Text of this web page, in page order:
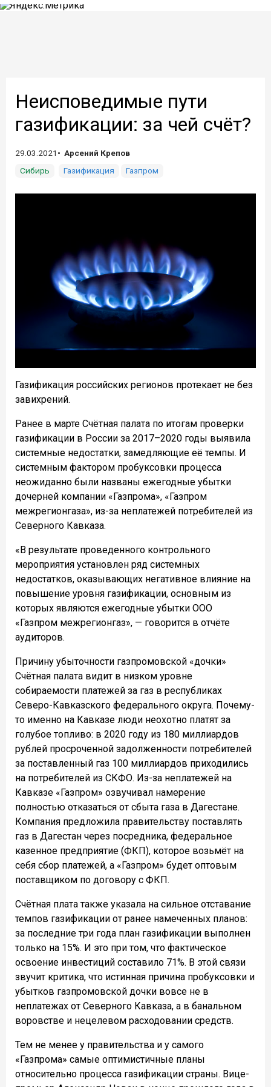
Неисповедимые пути
газификации: за чей счёт?
29.03.2021
Арсений Крепов
Сибирь
Газификация Газпром
Газификация российских регионов протекает не без
завихрений.
Ранее в марте Счётная палата по итогам проверки
газификации в России за 2017–2020 годы выявила
системные недостатки, замедляющие её темпы. И
системным фактором пробуксовки процесса
неожиданно были названы ежегодные убытки
дочерней компании «Газпрома», «Газпром
межрегионгаза», из-за неплатежей потребителей из
Северного Кавказа.
«В результате проведенного контрольного
мероприятия установлен ряд системных
недостатков, оказывающих негативное влияние на
повышение уровня газификации, основным из
которых являются ежегодные убытки ООО
«Газпром межрегионгаз», — говорится в отчёте
аудиторов.
Причину убыточности газпромовской «дочки»
Счётная палата видит в низком уровне
собираемости платежей за газ в республиках
Северо-Кавказского федерального округа. Почему-
то именно на Кавказе люди неохотно платят за
голубое топливо: в 2020 году из 180 миллиардов
рублей просроченной задолженности потребителей
за поставленный газ 100 миллиардов приходились
на потребителей из СКФО. Из-за неплатежей на
Кавказе «Газпром» озвучивал намерение
полностью отказаться от сбыта газа в Дагестане.
Компания предложила правительству поставлять
газ в Дагестан через посредника, федеральное
казенное предприятие (ФКП), которое возьмёт на
себя сбор платежей, а «Газпром» будет оптовым
поставщиком по договору с ФКП.
Счётная плата также указала на сильное отставание
темпов газификации от ранее намеченных планов:
за последние три года план газификации выполнен
только на 15%. И это при том, что фактическое
освоение инвестиций составило 71%. В этой связи
звучит критика, что истинная причина пробуксовки и
убытков газпромовской дочки вовсе не в
неплатежах от Северного Кавказа, а в банальном
воровстве и нецелевом расходовании средств.
Тем не менее у правительства и у самого
«Газпрома» самые оптимистичные планы
относительно процесса газификации страны. Вице-